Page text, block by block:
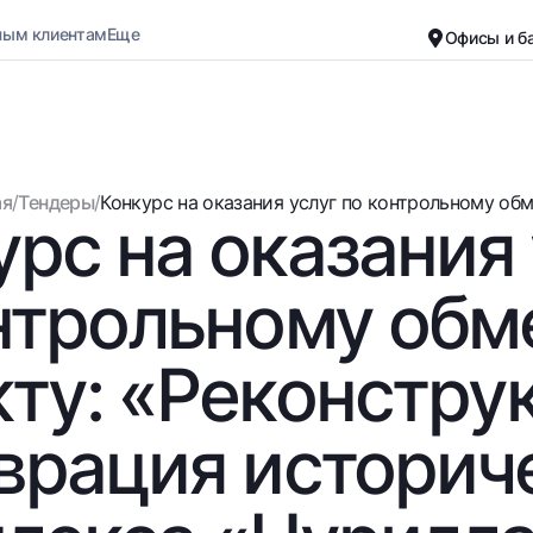
Вклады
Для всех
До востребования
Евро
Возможно все
До востребования USD
Для всех USD
Золотой депозит
Карты
Бесплатные
Премиальные
UzCard/HUMO
Visa
Visa FIFA
Mastercard
клиентамЕще Офисы и
Черно-белая версия
Включить озвучивание
/Тендеры/Конкурс на оказания услуг по контрольному
на оказания